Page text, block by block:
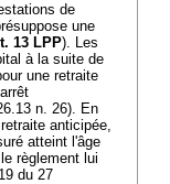
de
une
13 LPP). Les
à la suite de
une retraite
n. 26). En
anticipée,
atteint l'âge
règlement lui
du 27